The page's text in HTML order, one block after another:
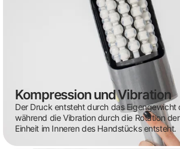
Kompression und Vibration
Der Druck entsteht durch das Eigengewicht
während die Vibration durch die Rotation
Einheit im Inneren des Handstücks entsteht.